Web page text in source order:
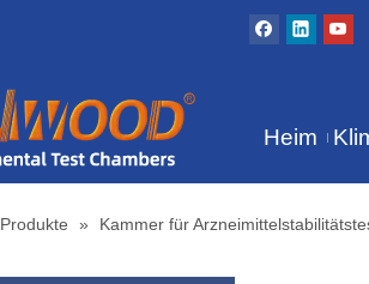
Heim
Produkte » Kammer für